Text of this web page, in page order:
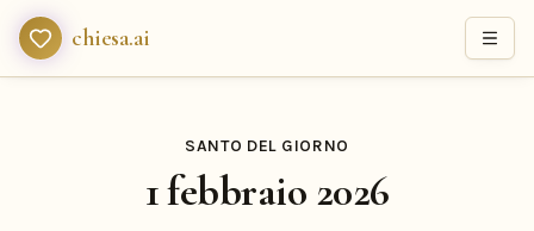
chiesa.ai
SANTO DEL GIORNO
1 febbraio 2026